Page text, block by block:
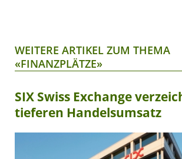
WEITERE ARTIKEL ZUM THEMA
«FINANZPLÄTZE»
SIX Swiss Exchange
tieferen Handelsumsatz